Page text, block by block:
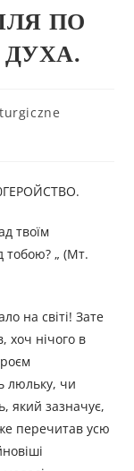
ПО
ДУХА.
твоїм
тобою? „ (Мт.
на світі! Зате
хоч нічого в
люльку, чи
який зазначує,
перечитав усю